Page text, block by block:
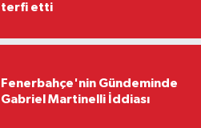
terfi etti
Fenerbahçe'nin Gündeminde
Gabriel Martinelli İddiası